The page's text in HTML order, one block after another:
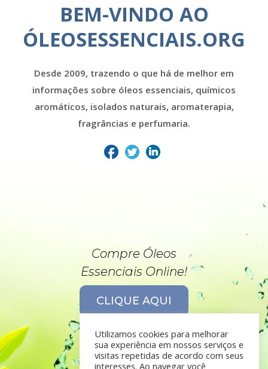
BEM-VINDO AO
ÓLEOSESSENCIAIS.ORG
Desde 2009, trazendo o que há de melhor em
informações sobre óleos essenciais, químicos
aromáticos, isolados naturais, aromaterapia,
fragrâncias e perfumaria.
Compre Óleos
Essenciais Online!
CLIQUE AQUI
Utilizamos cookies para melhorar
sua experiência em nossos serviços e
visitas repetidas de acordo com seus
interesses. Ao navegar você